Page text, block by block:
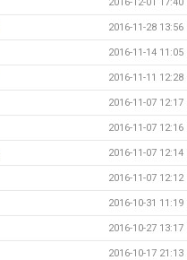
2016-11-28 13:56
2016-11-14 11:05
2016-11-11 12:28
2016-11-07 12:17
2016-11-07 12:16
2016-11-07 12:14
2016-11-07 12:12
2016-10-31 11:19
2016-10-27 13:17
2016-10-17 21:13